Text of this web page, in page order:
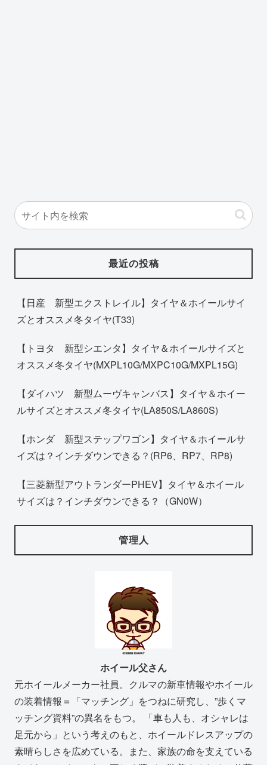
最近の投稿
【日産 新型エクストレイル】タイヤ＆ホイールサイ
ズとオススメ冬タイヤ(T33)
【トヨタ 新型シエンタ】タイヤ＆ホイールサイズと
オススメ冬タイヤ(MXPL10G/MXPC10G/MXPL15G)
【ダイハツ 新型ムーヴキャンバス】タイヤ＆ホイー
ルサイズとオススメ冬タイヤ(LA850S/LA860S)
【ホンダ 新型ステップワゴン】タイヤ＆ホイールサ
イズは？インチダウンできる？(RP6、RP7、RP8)
【三菱新型アウトランダーPHEV】タイヤ＆ホイール
サイズは？インチダウンできる？（GN0W）
管理人
ホイール父さん
元ホイールメーカー社員。クルマの新車情報やホイール
の装着情報＝「マッチング」をつねに研究し、”歩くマ
ッチング資料”の異名をもつ。 「車も人も、オシャレは
足元から」という考えのもと、ホイールドレスアップの
素晴らしさを広めている。また、家族の命を支えている